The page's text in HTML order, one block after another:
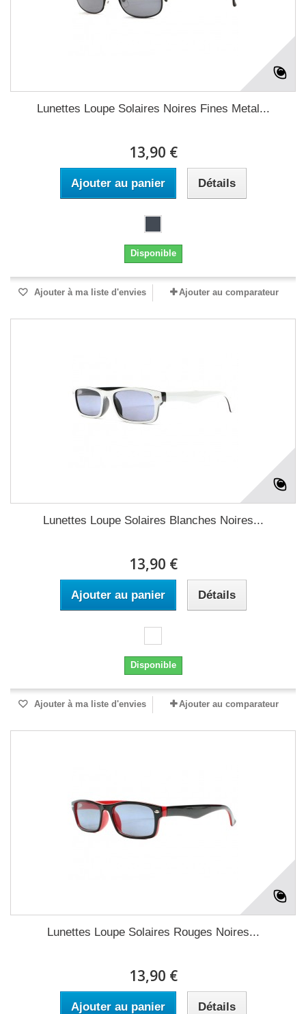
Lunettes Loupe Solaires Noires Fines Metal...
13,90 €
Ajouter au panier Détails
Disponible
Ajouter à ma liste d'envies Ajouter au comparateur
Lunettes Loupe Solaires Blanches Noires...
13,90 €
Ajouter au panier Détails
Disponible
Ajouter à ma liste d'envies Ajouter au comparateur
Lunettes Loupe Solaires Rouges Noires...
13,90 €
Ajouter au panier Détails